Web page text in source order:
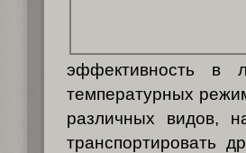
эффективность в
температурных
различных видов,
транспортировать